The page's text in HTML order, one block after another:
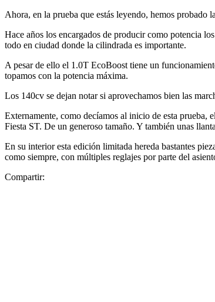
Ahora, en la prueba que estás leyendo, hemos
Hace años los encargados de producir como potencia
todo en ciudad donde la cilindrada es importante.
A pesar de ello el 1.0T EcoBoost tiene un
topamos con la potencia máxima.
Los 140cv se dejan notar si aprovechamos bien las
Externamente, como decíamos al inicio de esta
Fiesta ST. De un generoso tamaño. Y también unas
En su interior esta edición limitada hereda bastantes
como siempre, con múltiples reglajes por parte del
Compartir: